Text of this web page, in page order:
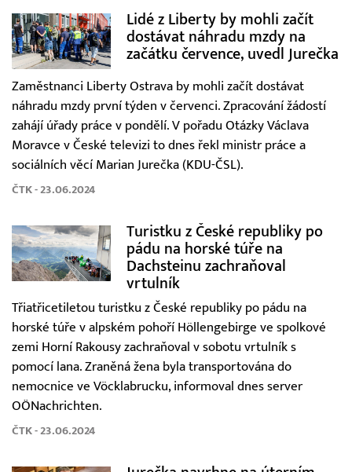
Lidé z Liberty by mohli začít
dostávat náhradu mzdy na
začátku července, uvedl Jurečka
Zaměstnanci Liberty Ostrava by mohli začít dostávat
náhradu mzdy první týden v červenci. Zpracování žádostí
zahájí úřady práce v pondělí. V pořadu Otázky Václava
Moravce v České televizi to dnes řekl ministr práce a
sociálních věcí Marian Jurečka (KDU-ČSL).
ČTK - 23.06.2024
Turistku z České republiky po
pádu na horské túře na
Dachsteinu zachraňoval
vrtulník
Třiatřicetiletou turistku z České republiky po pádu na
horské túře v alpském pohoří Höllengebirge ve spolkové
zemi Horní Rakousy zachraňoval v sobotu vrtulník s
pomocí lana. Zraněná žena byla transportována do
nemocnice ve Vöcklabrucku, informoval dnes server
OÖNachrichten.
ČTK - 23.06.2024